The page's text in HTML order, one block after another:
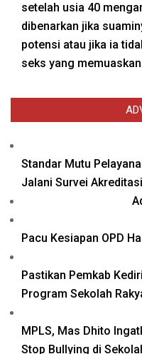
setelah usia 40
dibenarkan jika
potensi atau jika ia
seks yang memuaskan
Standar Mutu
Jalani Survei
Pacu Kesiapan OPD
Pastikan Pemkab
Program Sekolah
MPLS, Mas Dhito
Stop Bullying di